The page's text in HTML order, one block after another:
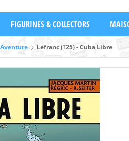
FIGURINES & COLLECTORS
Aventure Lefranc (T25) - Cuba Libre